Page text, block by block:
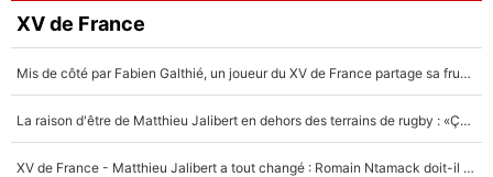
XV de France
Mis de côté par Fabien Galthié, un joueur du XV de France partage sa frustration : «ils ne me l’ont pas dit tout de suite»
La raison d'être de Matthieu Jalibert en dehors des terrains de rugby : «Ça m'atteint autant que si tu touches à un membre de ma famille»
XV de France - Matthieu Jalibert a tout changé : Romain Ntamack doit-il s’inquiéter pour sa place à un an de la Coupe du monde ?